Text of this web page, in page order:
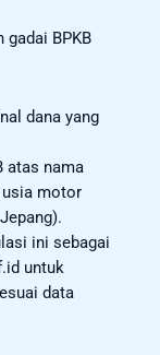
BPKB
dana yang
atas nama
usia motor
ini sebagai
untuk
data